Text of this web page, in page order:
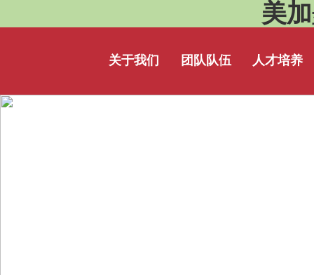
美
关于我们 团队队伍 人才培养